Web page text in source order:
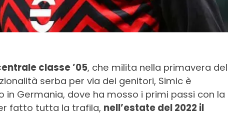
classe ’05, che milita nella primavera del
serba per via dei genitori, Simic è
Germania, dove ha mosso i primi passi con la
fatto tutta la trafila, nell’estate del 2022 il